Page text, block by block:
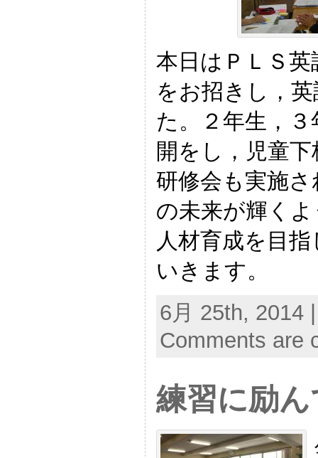
本日はＰＬＳ
をお招きし，
た。２年生，
開をし，児童
研修会も実施
の未来が輝く
人材育成を目
いきます。
6月 25th, 2014
Comments are
練習に励